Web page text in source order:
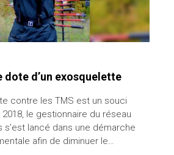
dote d’un exosquelette
contre les TMS est un souci
le gestionnaire du réseau
lancé dans une démarche
afin de diminuer le…